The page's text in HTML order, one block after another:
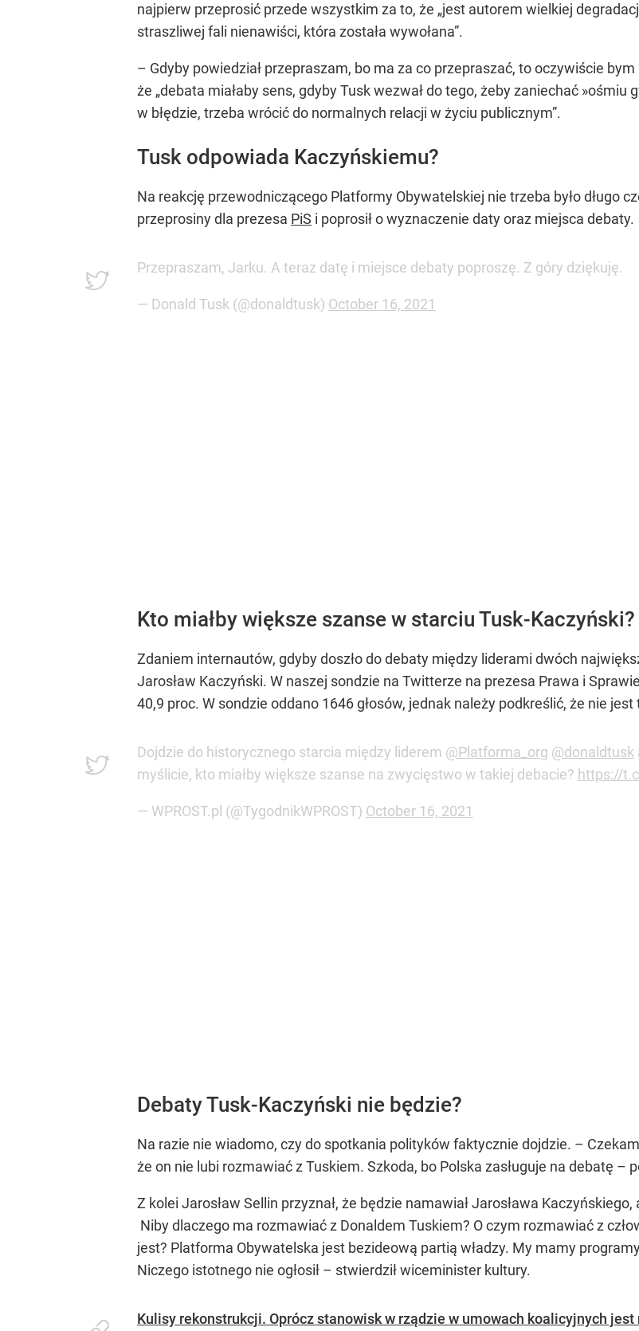
najpierw przeprosić przede wszystkim za to, że „jest autorem wielkiej
straszliwej fali nienawiści, która została wywołana”.
– Gdyby powiedział przepraszam, bo ma za co przepraszać, to oczywiście bym
że „debata miałaby sens, gdyby Tusk wezwał do tego, żeby zaniechać »ośmiu
w błędzie, trzeba wrócić do normalnych relacji w życiu publicznym”.
Tusk odpowiada Kaczyńskiemu?
Na reakcję przewodniczącego Platformy Obywatelskiej nie trzeba było długo
przeprosiny dla prezesa PiS i poprosił o wyznaczenie daty oraz miejsca debaty.
Przepraszam, Jarku. A teraz datę i miejsce debaty poproszę. Z góry dziękuję.
— Donald Tusk (@donaldtusk) October 16, 2021
Kto miałby większe szanse w starciu Tusk-Kaczyński?
Zdaniem internautów, gdyby doszło do debaty między liderami dwóch
Jarosław Kaczyński. W naszej sondzie na Twitterze na prezesa Prawa i
40,9 proc. W sondzie oddano 1646 głosów, jednak należy podkreślić, że nie
Dojdzie do historycznego starcia między liderem @Platforma_org @donaldtusk
myślicie, kto miałby większe szanse na zwycięstwo w takiej debacie? https://
— WPROST.pl (@TygodnikWPROST) October 16, 2021
Debaty Tusk-Kaczyński nie będzie?
Na razie nie wiadomo, czy do spotkania polityków faktycznie dojdzie. –
że on nie lubi rozmawiać z Tuskiem. Szkoda, bo Polska zasługuje na debatę –
Z kolei Jarosław Sellin przyznał, że będzie namawiał Jarosława
Niby dlaczego ma rozmawiać z Donaldem Tuskiem? O czym rozmawiać z
jest? Platforma Obywatelska jest bezideową partią władzy. My mamy
Niczego istotnego nie ogłosił – stwierdził wiceminister kultury.
Kulisy rekonstrukcji. Oprócz stanowisk w rządzie w umowach koalicyjnych jest